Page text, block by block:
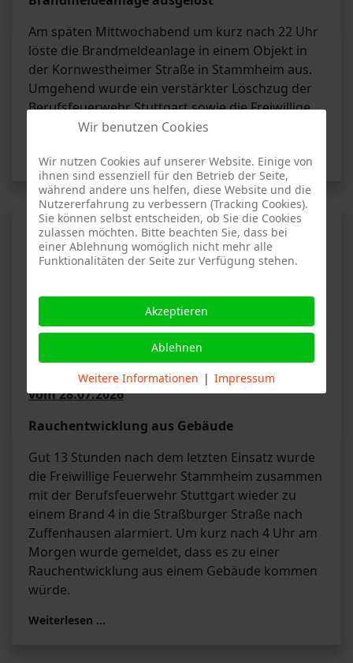
Am späten Mittwochabend um kurz nach 22 Uhr
löste die Brandmeldeanlage in einem Objekt in
der Kornwestheimer Straße in Stammheim aus.
Umgehend wurde ein verstärkter Löschzug der
Berufsfeuerwehr Stuttgart sowie die Freiwillige
Feuerwehr Stammheim alarmiert.
Weiterlesen …
Brand 4 - Straßburger Straße,
Stuttgart-Zuffenhausen
Bericht der Feuerwehr Stuttgart-Stammheim
vom 28.07.2026
Rauchentwicklung aus Gebäude
Gut 13 Stunden nach dem letzten Einsatz wurde
die Freiwillige Feuerwehr Stammheim zusammen
mit der Berufsfeuerwehr Stuttgart wieder zu
einem Brand 4 in die Straßburger Straße nach
Zuffenhausen alarmiert. Um kurz nach 4 Uhr am
Morgen wurde gemeldet, dass es zu einer
Rauchentwicklung aus einem Gebäude kommen
würde.
Weiterlesen …
Wir benutzen Cookies
Wir nutzen Cookies auf unserer Website. Einige von
ihnen sind essenziell für den Betrieb der Seite,
während andere uns helfen, diese Website und die
Nutzererfahrung zu verbessern (Tracking Cookies).
Sie können selbst entscheiden, ob Sie die Cookies
zulassen möchten. Bitte beachten Sie, dass bei
einer Ablehnung womöglich nicht mehr alle
Funktionalitäten der Seite zur Verfügung stehen.
Akzeptieren
Ablehnen
Weitere Informationen | Impressum